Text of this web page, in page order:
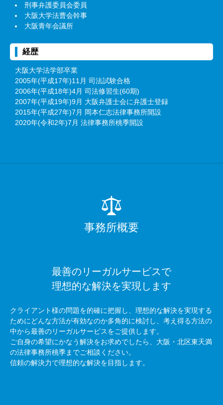
刑事弁護委員会委員
大阪大学法曹会幹事
大阪青年会議所
経歴
大阪大学法学部卒業
2005年(平成17年)11月 司法試験合格
2006年(平成18年)4月 司法修習生(60期)
2007年(平成19年)9月 大阪弁護士会に弁護士登録
2015年(平成27年)7月 岡本仁志法律事務所開設
2020年(令和2年)7月 法律事務所桃季開設
事務所概要
最善のリーガルサービスで
理想的な解決を実現します
クライアント様の問題を的確に把握し、理想的な解決を実現する
ためにどんな方法が有効なのか多角的に検討し、考え得る方法の
中から最善のリーガルサービスをご提供します。
ご自身の希望にかなう解決をお求めでしたら、大阪・北区東天満
の法律事務所桃季までご相談ください。
信頼の解決力で理想的な解決を目指します。